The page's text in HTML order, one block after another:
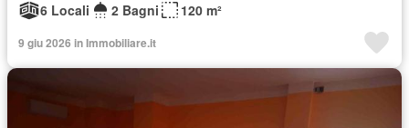
6 Locali
2 Bagni 120 m²
9 giu 2026 in Immobiliare.it